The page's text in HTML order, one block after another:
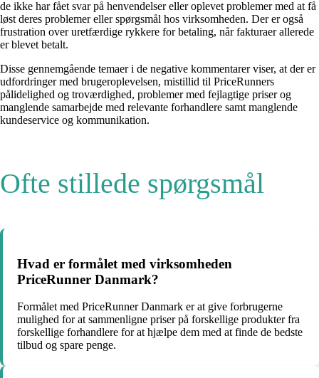
de ikke har fået svar på henvendelser eller oplevet problemer med at få
løst deres problemer eller spørgsmål hos virksomheden. Der er også
frustration over uretfærdige rykkere for betaling, når fakturaer allerede
er blevet betalt.
Disse gennemgående temaer i de negative kommentarer viser, at der er
udfordringer med brugeroplevelsen, mistillid til PriceRunners
pålidelighed og troværdighed, problemer med fejlagtige priser og
manglende samarbejde med relevante forhandlere samt manglende
kundeservice og kommunikation.
Ofte stillede spørgsmål
Hvad er formålet med virksomheden
PriceRunner Danmark?
Formålet med PriceRunner Danmark er at give forbrugerne
mulighed for at sammenligne priser på forskellige produkter fra
forskellige forhandlere for at hjælpe dem med at finde de bedste
tilbud og spare penge.